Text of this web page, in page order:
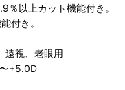
％以上カット機能付き。
付き。
遠視、老眼用
+5.0D